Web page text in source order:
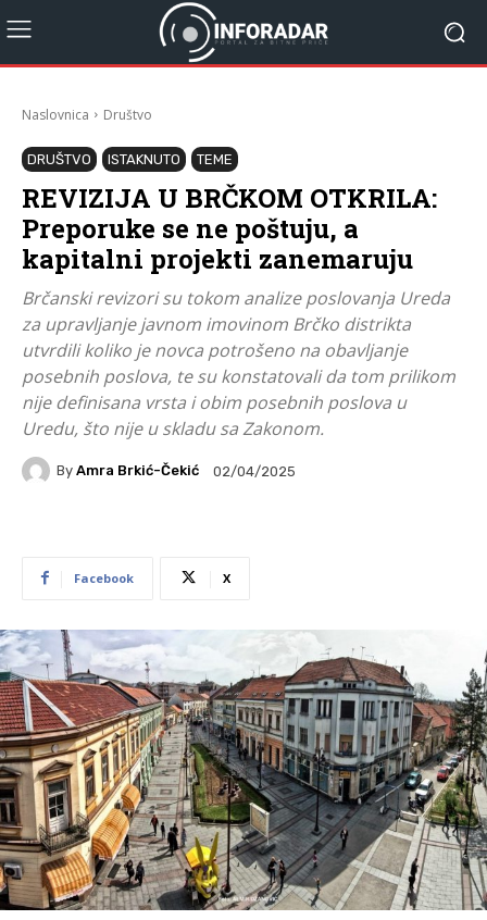
Naslovnica Društvo
DRUŠTVO ISTAKNUTO TEME
REVIZIJA U BRČKOM OTKRILA:
Preporuke se ne poštuju, a
kapitalni projekti zanemaruju
Brčanski revizori su tokom analize poslovanja Ureda
za upravljanje javnom imovinom Brčko distrikta
utvrdili koliko je novca potrošeno na obavljanje
posebnih poslova, te su konstatovali da tom prilikom
nije definisana vrsta i obim posebnih poslova u
Uredu, što nije u skladu sa Zakonom.
By Amra Brkić-Čekić 02/04/2025
Facebook X